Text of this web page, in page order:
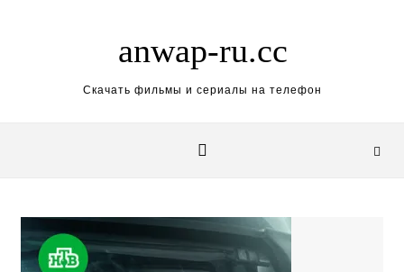
anwap-ru.cc
Скачать фильмы и сериалы на телефон